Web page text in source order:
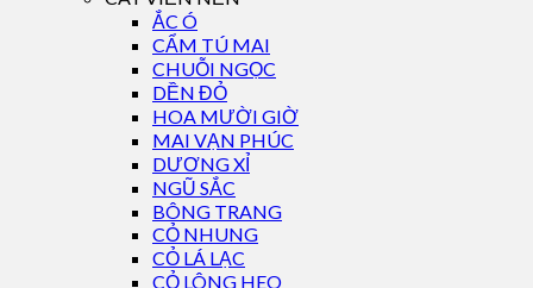
ẮC Ó
CẨM TÚ MAI
CHUỖI NGỌC
DỀN ĐỎ
HOA MƯỜI GIỜ
MAI VẠN PHÚC
DƯƠNG XỈ
NGŨ SẮC
BÔNG TRANG
CỎ NHUNG
CỎ LÁ LẠC
CỎ LÔNG HEO